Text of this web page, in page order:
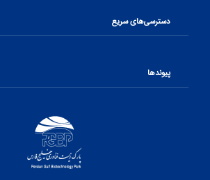
دسترسی‌های سریع
پیوندها